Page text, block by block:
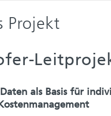
Projekt
als Basis für